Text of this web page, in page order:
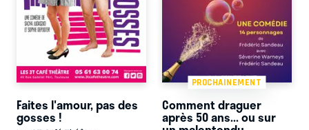
Faites l'amour, pas des
gosses !
PROCHAINEMENT
Comment draguer
après 50 ans... ou sur